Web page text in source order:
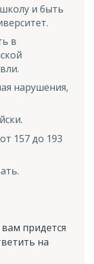
и быть
в
нарушения,
157 до 193
придется
на